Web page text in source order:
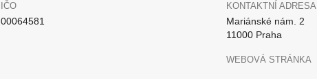
IČO
00064581
KONTAKTNÍ ADRESA
Mariánské nám. 2
11000 Praha
WEBOVÁ STRÁNKA